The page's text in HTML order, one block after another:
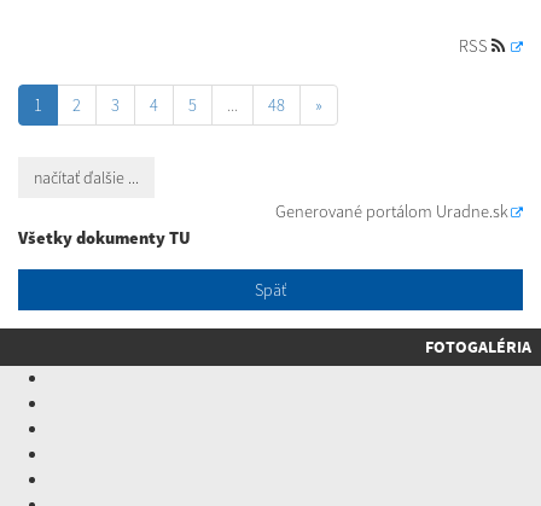
RSS
1 2 3 4 5 ... 48 »
načítať ďalšie ...
Generované portálom Uradne.sk
Všetky dokumenty TU
Späť
FOTOGALÉRIA